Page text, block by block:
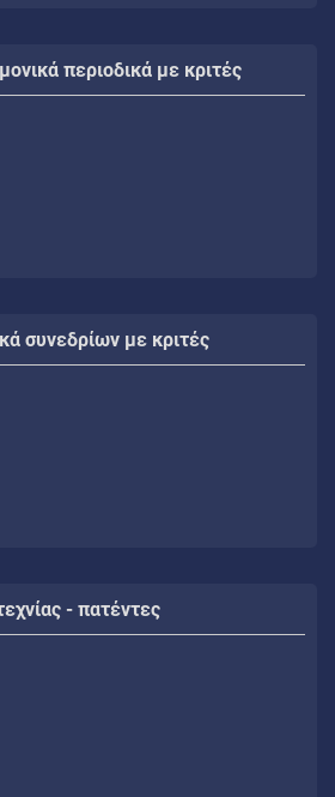
περιοδικά με κριτές
συνεδρίων με κριτές
- πατέντες